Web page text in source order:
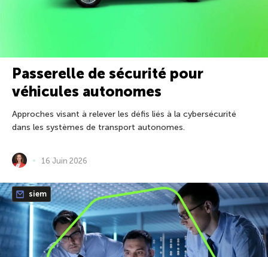
Passerelle de sécurité pour
véhicules autonomes
Approches visant à relever les défis liés à la cybersécurité
dans les systèmes de transport autonomes.
16 Juin 2026
siem